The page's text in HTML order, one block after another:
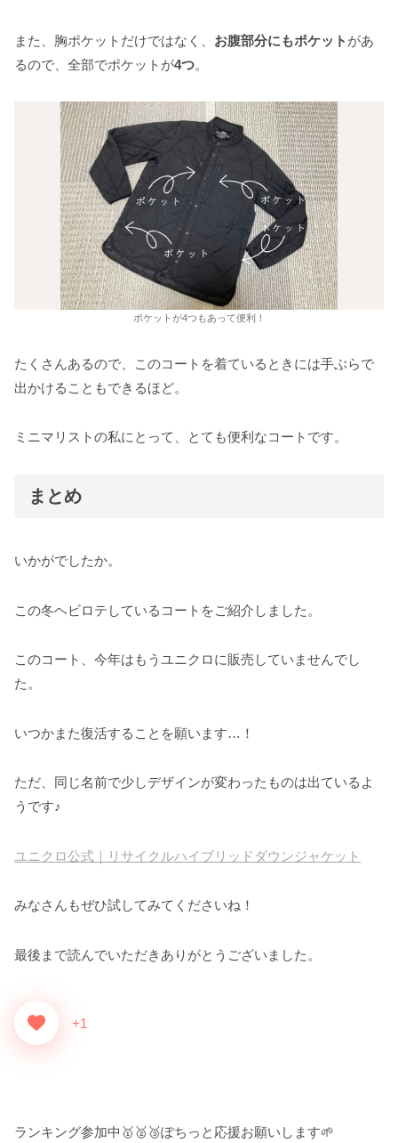
また、胸ポケットだけではなく、 お腹部分にもポケット があ
るので、全部でポケットが4つ。
ポケットが4つもあって便利！
たくさんあるので、このコートを着ているときには手ぶらで
出かけることもできるほど。
ミニマリストの私にとって、とても便利なコートです。
まとめ
いかがでしたか。
この冬ヘビロテしているコートをご紹介しました。
このコート、今年はもうユニクロに販売していませんでし
た。
いつかまた復活することを願います…！
ただ、同じ名前で少しデザインが変わったものは出ているよ
うです♪
ユニクロ公式｜リサイクルハイブリッドダウンジャケット
みなさんもぜひ試してみてくださいね！
最後まで読んでいただきありがとうございました。
+1
ランキング参加中🥇🥈🥉ぽちっと応援お願いします🌱